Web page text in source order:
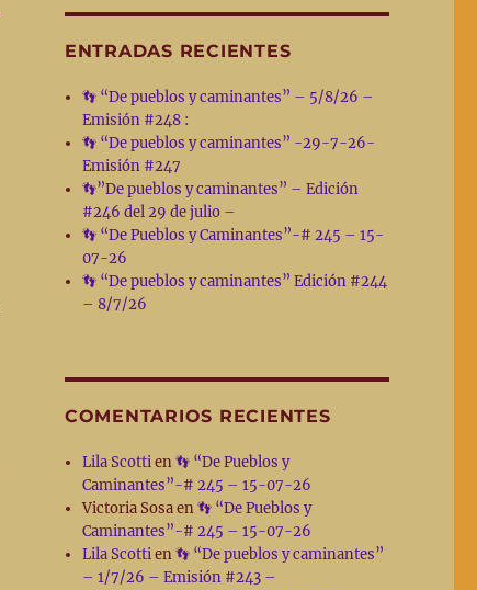
ENTRADAS RECIENTES
👣 “De pueblos y caminantes” – 5/8/26 –
Emisión #248 :
👣 “De pueblos y caminantes” -29-7-26-
Emisión #247
👣”De pueblos y caminantes” – Edición
#246 del 29 de julio –
👣 “De Pueblos y Caminantes”-# 245 – 15-
07-26
👣 “De pueblos y caminantes” Edición #244
– 8/7/26
COMENTARIOS RECIENTES
Lila Scottien👣 “De Pueblos y
Caminantes”-# 245 – 15-07-26
Victoria Sosaen👣 “De Pueblos y
Caminantes”-# 245 – 15-07-26
Lila Scottien👣 “De pueblos y caminantes”
– 1/7/26 – Emisión #243 –